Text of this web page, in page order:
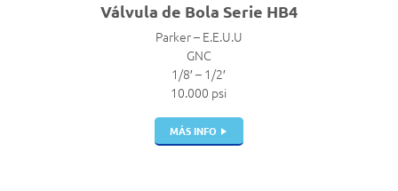
Válvula de Bola Serie HB4
Parker – E.E.U.U
GNC
1/8′ – 1/2′
10.000 psi
MÁS INFO